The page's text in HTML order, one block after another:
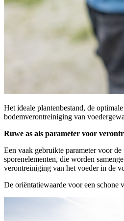
Het ideale plantenbestand, de
bodemverontreiniging van
Ruwe as als parameter voor
Een vaak gebruikte parameter voor
sporenelementen, die worden
verontreiniging van het voeder in de
De oriëntatiewaarde voor een schone